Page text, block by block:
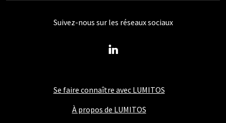
Se faire connaître avec LUMITOS
À propos de LUMITOS
Suivez-nous sur les réseaux sociaux